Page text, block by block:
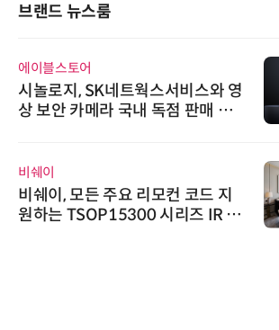
브랜드 뉴스룸
에이블스토어
시놀로지, SK네트웍스서비스와 영
상 보안 카메라 국내 독점 판매 파
비쉐이
비쉐이, 모든 주요 리모컨 코드 지
원하는 TSOP15300 시리즈 IR 수